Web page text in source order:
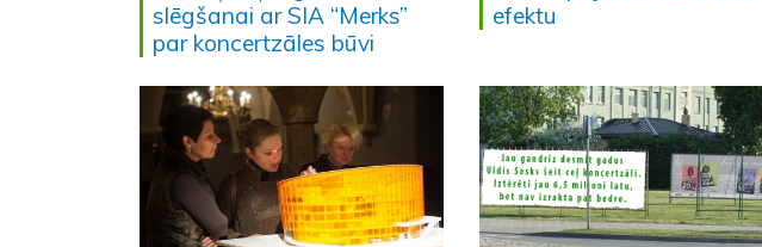
slēgšanai ar SIA “Merks”
par koncertzāles būvi
efektu